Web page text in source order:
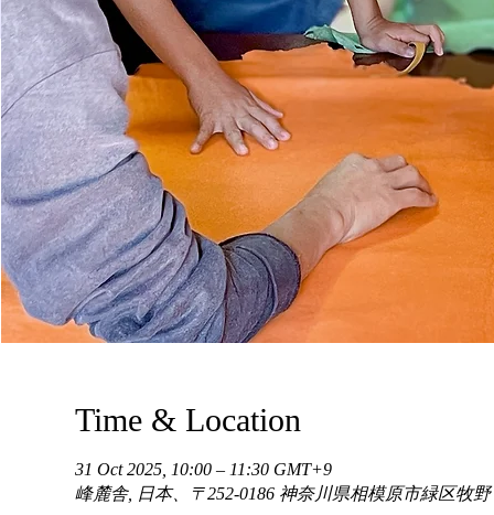
Time & Location
31 Oct 2025, 10:00 – 11:30 GMT+9
峰麓舎, 日本、〒252-0186 神奈川県相模原市緑区牧